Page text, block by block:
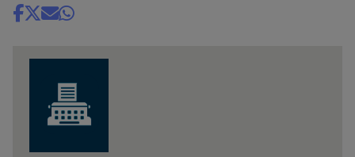
Share